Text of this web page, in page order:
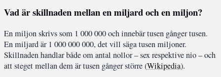
Vad är skillnaden mellan en miljard och en miljon?
En miljon skrivs som 1 000 000 och innebär tusen gånger tusen.
En miljard är 1 000 000 000, det vill säga tusen miljoner.
Skillnaden handlar både om antal nollor – sex respektive nio – och
att steget mellan dem är tusen gånger större (Wikipedia).